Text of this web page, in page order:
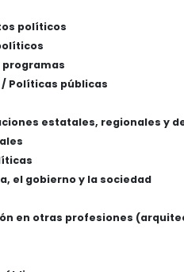
políticos
programas
Políticas públicas
estatales, regionales y
el gobierno y la sociedad
en otras profesiones